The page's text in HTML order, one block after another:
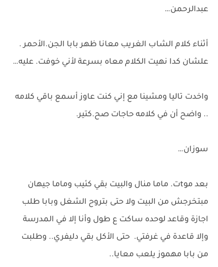
عبدالرحمن…
أثناء كلام الشاب الغريب معانا ظهر بابا الجن.الأحمر .
علشان كدا نهيت الكلام معاه بسرعة لأني خوفت. عليه…
واخدت تاليا ومشينا مع إني كنت عاوز أسمع باقي كلامه
.. واضح أن في كلامه حاجات صح.كتير.
سوزان…
بعد موtت. ماما منال والبيت بقي كئيب وماما جيهان
مبتخرجش من البيت ولا حتى بتروح الشغل وبابا طلب
اجازة وقاعد لوحده ساكت ع طول وأنا إلا في المدرسة
وإلا قاعدة في غرفتي. حتى الأكل بقي دليفري.. وطلبت
من بابا مهموز يلعب معايا..